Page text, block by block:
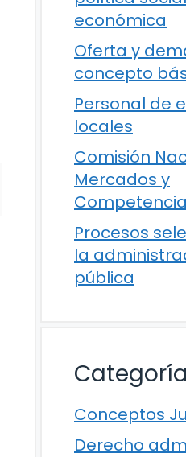
económica
Oferta y
concepto
Personal de
locales
Comisión
Mercados y
Competencia
Procesos
la
pública
Conceptos
Derecho